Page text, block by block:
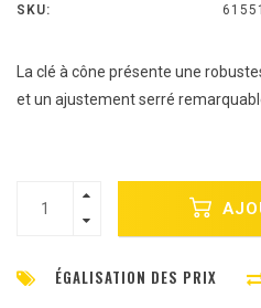
SKU:
La clé à cône présente une
et un ajustement serré
ÉGALISATION DES PRIX